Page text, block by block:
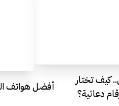
كيف تختار
دعائية؟
أفضل هواتف